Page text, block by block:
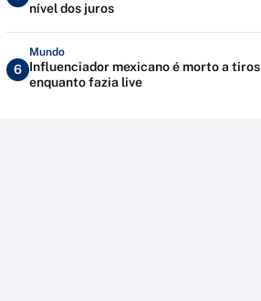
nível dos juros
6
Mundo
Influenciador mexicano é morto a tiros
enquanto fazia live